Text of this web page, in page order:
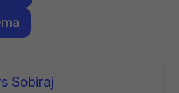
Sobiraj